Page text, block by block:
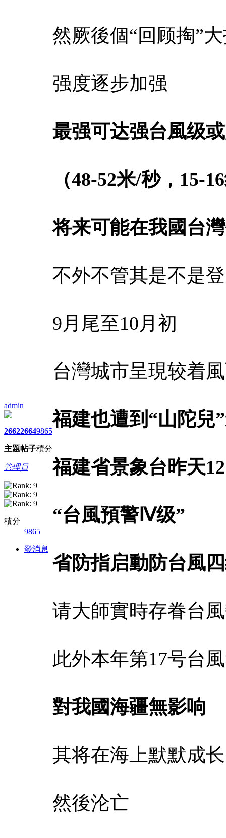
admin
2662
主題
2664
帖子
9865
積分
管理員
積分
9865
發消息
然厥後個“回顾掏”
强度逐步加强
最强可达强台風级
（48-52米/秒，15-
将来可能在我國台
不外不管其是不是
9月尾至10月初
台灣城市呈現较着
福建也遭到“山陀兒
福建省景象台昨天
“台風預警Ⅳ级”
省防指启動防台風
请大師實時存眷台
此外本年第17号台
對我國海疆無影响
其将在海上默默成长
然後沦亡